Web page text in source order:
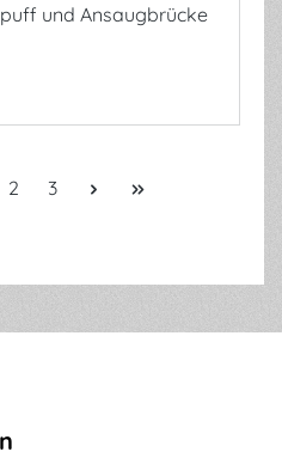
und Ansaugbrücke
Seite
2 Seite
3